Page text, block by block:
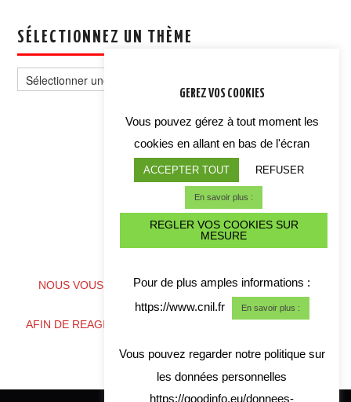
SÉLECTIONNEZ UN THÈME
un
thème
ALERTE CYBER CRISE
NOUS VOUS CONSEILLONS DE TELECHARGER NOS
COORDONNES
AFIN DE REAGIR RAPIDEMENT EN CAS DE CRISE CYBER
GEREZ VOS COOKIES
Vous pouvez gérez à tout moment les
cookies en allant en bas de l'écran
ACCEPTER TOUT REFUSER
En savoir plus :
REGLER VOS COOKIES SUR
MESURE
Pour de plus amples informations :
https://www.cnil.fr
En savoir plus :
Vous pouvez regarder notre politique sur
les données personnelles
https://goodinfo.eu/donnees-